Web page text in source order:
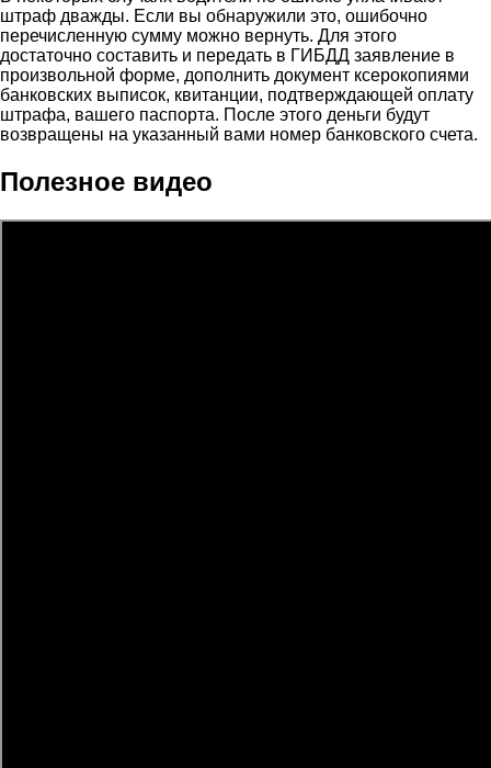
штраф дважды. Если вы обнаружили это, ошибочно
перечисленную сумму можно вернуть. Для этого
достаточно составить и передать в ГИБДД заявление в
произвольной форме, дополнить документ ксерокопиями
банковских выписок, квитанции, подтверждающей оплату
штрафа, вашего паспорта. После этого деньги будут
возвращены на указанный вами номер банковского счета.
Полезное видео